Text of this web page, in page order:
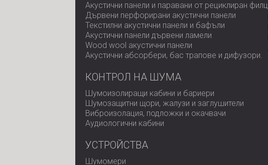
Акустични панели и паравани от рециклиран филц
Дървени перфорирани акустични панели
Текстилни акустични панели и бафъли
Акустични панели дървени ламели
Wood wool акустични панели
Акустични абсорбери, бас трапове и дифузoри.
КОНТРОЛ НА ШУМА
Шумоизолиращи кабини и бариери
Шумозащитни щори, жалузи и заглушители
Виброизолация, подложки и окачвачи
Аудиологични кабини
УСТРОЙСТВА
Шумомери